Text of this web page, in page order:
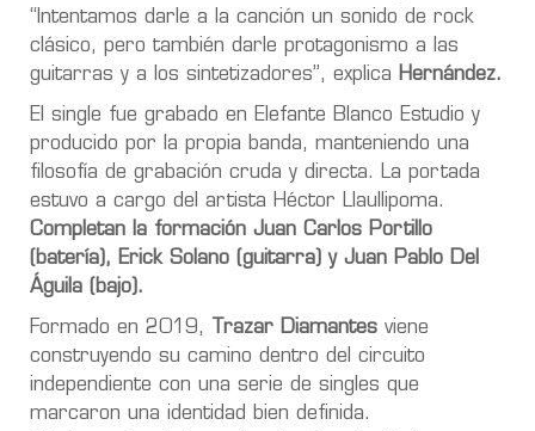
“Intentamos darle a la canción un sonido de rock
clásico, pero también darle protagonismo a las
guitarras y a los sintetizadores”, explica Hernández.
El single fue grabado en Elefante Blanco Estudio y
producido por la propia banda, manteniendo una
filosofía de grabación cruda y directa. La portada
estuvo a cargo del artista Héctor Llaullipoma.
Completan la formación Juan Carlos Portillo
(batería), Erick Solano (guitarra) y Juan Pablo Del
Águila (bajo).
Formado en 2019, Trazar Diamantes viene
construyendo su camino dentro del circuito
independiente con una serie de singles que
marcaron una identidad bien definida.